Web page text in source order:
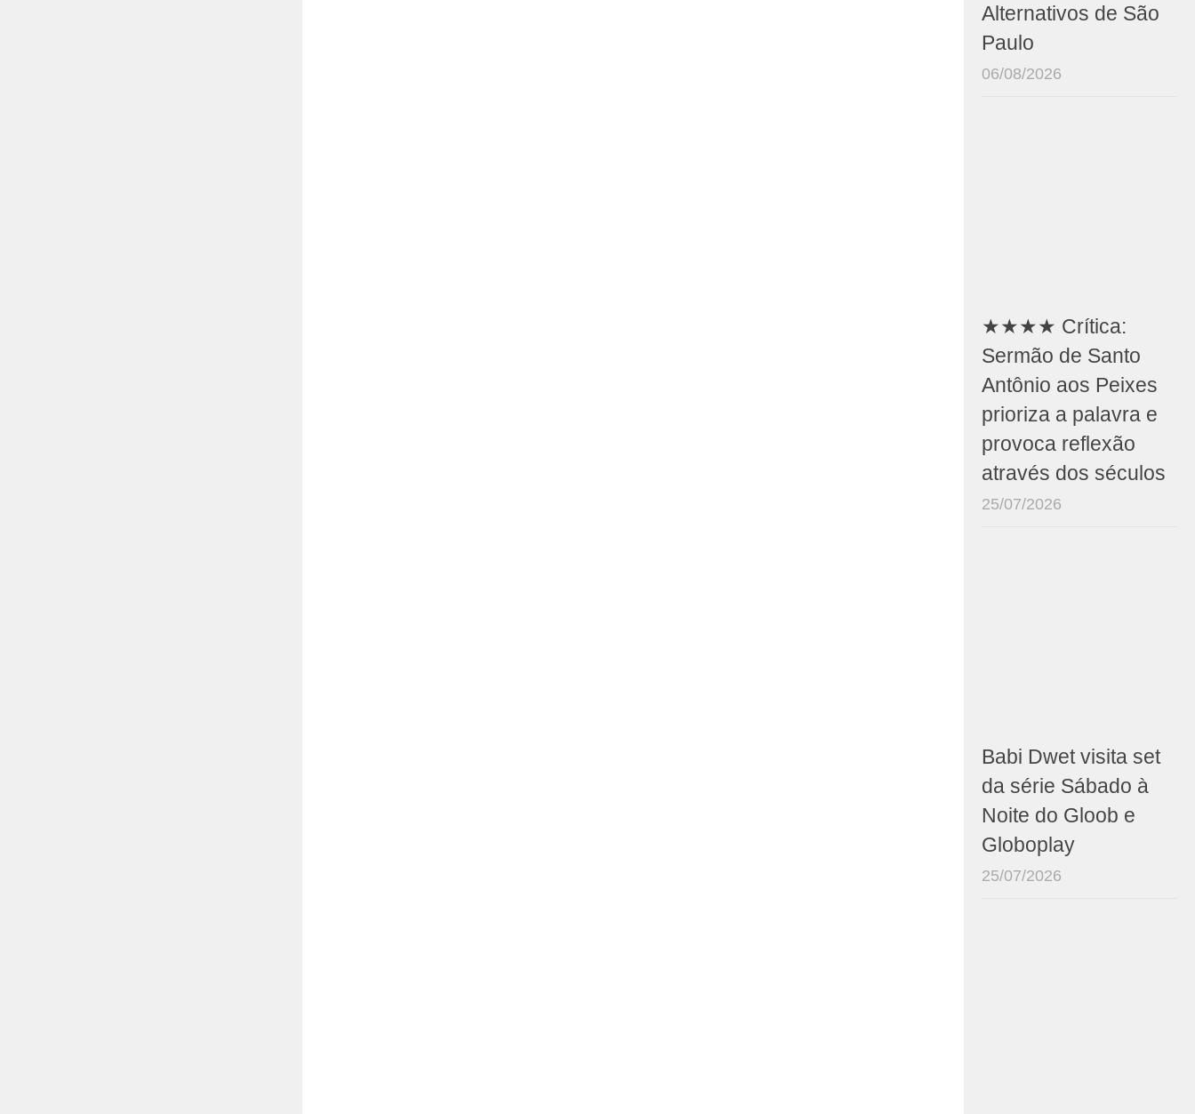
Alternativos de São
Paulo
06/08/2026
★★★★ Crítica:
Sermão de Santo
Antônio aos Peixes
prioriza a palavra e
provoca reflexão
através dos séculos
25/07/2026
Babi Dwet visita set
da série Sábado à
Noite do Gloob e
Globoplay
25/07/2026